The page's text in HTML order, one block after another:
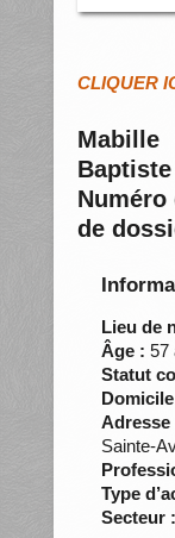
CLIQUER
Baptiste
Numéro
de
Lieu de
Âge : 57
Statut
Sainte-
Type
Secteur :